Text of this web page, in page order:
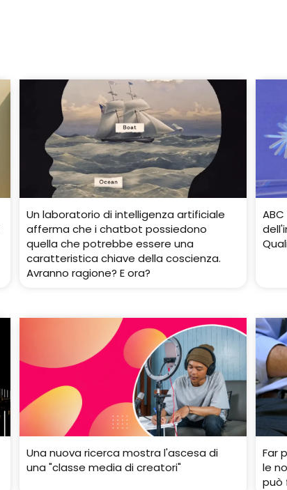
Un laboratorio di intelligenza artificiale
afferma che i chatbot possiedono
quella che potrebbe essere una
caratteristica chiave della coscienza.
Avranno ragione? E ora?
Una nuova ricerca mostra l'ascesa di
una "classe media di creatori"
Far
le
può